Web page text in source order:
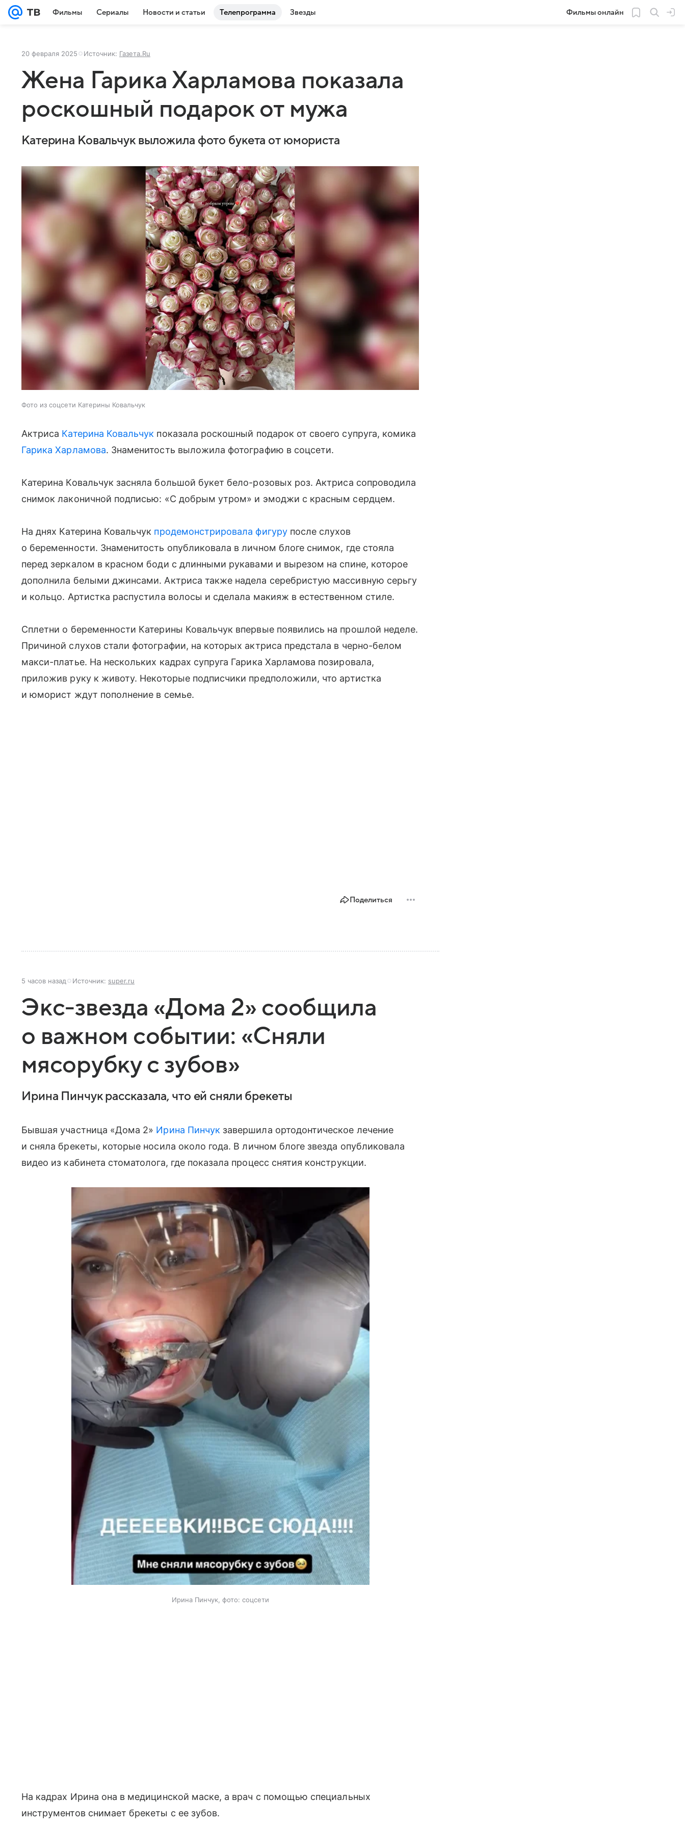
Фильмы Сериалы Новости и статьи Телепрограмма Звезды Фильмы онлайн
20 февраля 2025 Источник: Газета.Ru
Жена Гарика Харламова показала
роскошный подарок от мужа
Катерина Ковальчук выложила фото букета от юмориста
Фото из соцсети Катерины Ковальчук
Актриса Катерина Ковальчук показала роскошный подарок от своего супруга, комика
Гарика Харламова. Знаменитость выложила фотографию в соцсети.
Катерина Ковальчук засняла большой букет бело-розовых роз. Актриса сопроводила
снимок лаконичной подписью: «С добрым утром» и эмоджи с красным сердцем.
На днях Катерина Ковальчук продемонстрировала фигурупосле слухов
о беременности. Знаменитость опубликовала в личном блоге снимок, где стояла
перед зеркалом в красном боди с длинными рукавами и вырезом на спине, которое
дополнила белыми джинсами. Актриса также надела серебристую массивную серьгу
и кольцо. Артистка распустила волосы и сделала макияж в естественном стиле.
Сплетни о беременности Катерины Ковальчук впервые появились на прошлой неделе.
Причиной слухов стали фотографии, на которых актриса предстала в черно-белом
макси-платье. На нескольких кадрах супруга Гарика Харламова позировала,
приложив руку к животу. Некоторые подписчики предположили, что артистка
и юморист ждут пополнение в семье.
Поделиться
5 часов назад Источник: super.ru
Экс-звезда «Дома 2» сообщила
о важном событии: «Сняли
мясорубку с зубов»
Ирина Пинчук рассказала, что ей сняли брекеты
Бывшая участница «Дома 2» Ирина Пинчук завершила ортодонтическое лечение
и сняла брекеты, которые носила около года. В личном блоге звезда опубликовала
видео из кабинета стоматолога, где показала процесс снятия конструкции.
Ирина Пинчук, фото: соцсети
На кадрах Ирина она в медицинской маске, а врач с помощью специальных
инструментов снимает брекеты с ее зубов.